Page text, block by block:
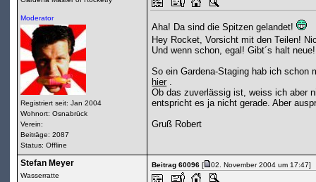
Moderator
Registriert seit: Jan 2004
Wohnort: Osnabrück
Verein:
Beiträge: 2087
Status: Offline
Aha! Da sind die Spitzen gelandet!
Hey Rocket, Vorsicht mit den Teilen!
Und wenn schon, egal! Gibt´s halt neue!
So ein Gardena-Staging hab ich schon
hier .
Ob das zuverlässig ist, weiss ich aber
entspricht es ja nicht gerade. Aber
Gruß Robert
Stefan Meyer
Wasserratte
Beitrag 60096[ 02. November 2004 um 17:47]